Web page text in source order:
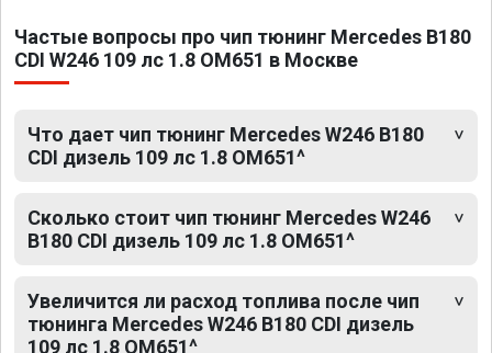
Частые вопросы про чип тюнинг Mercedes B180
CDI W246 109 лс 1.8 OM651 в Москве
Что дает чип тюнинг Mercedes W246 B180
CDI дизель 109 лс 1.8 OM651^
Сколько стоит чип тюнинг Mercedes W246
B180 CDI дизель 109 лс 1.8 OM651^
Увеличится ли расход топлива после чип
тюнинга Mercedes W246 B180 CDI дизель
109 лс 1.8 OM651^